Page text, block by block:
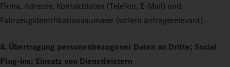
Firma, Adresse, Kontaktdaten (Telefon, E-Mail) und
Fahrzeugidentifikationsnummer (sofern anfragerelevant).
4. Übertragung personenbezogener Daten an Dritte; Social
Plug-ins; Einsatz von Dienstleistern